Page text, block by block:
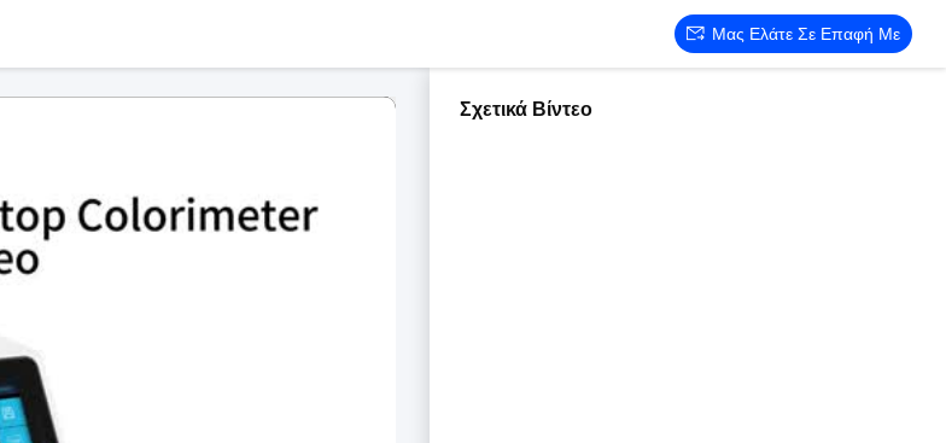
Μας Ελάτε Σε Επαφή Με
Σχετικά Βίντεο